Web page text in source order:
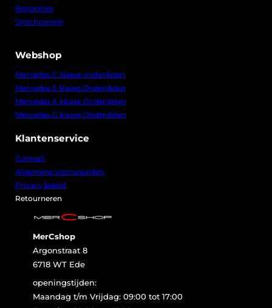
Reparaties
Ontchromen
Webshop
Mercedes C klasse onderdelen
Mercedes E klasse Onderdelen
Mercedes A klasse Onderdelen
Mercedes G klasse Onderdelen
Klantenservice
Contact
Algemene Voorwaarden
Privacy beleid
Retourneren
MerCshop
Argonstraat 8
6718 WT Ede
openingstijden:
Maandag t/m Vrijdag: 09:00 tot 17:00